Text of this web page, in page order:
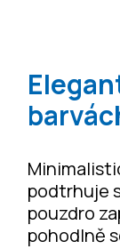
podtrhuje
pouzdro
pohodlně